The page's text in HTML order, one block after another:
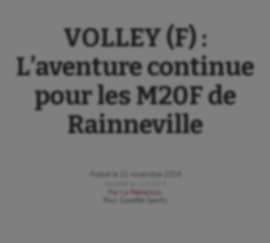
VOLLEY (F) :
L’aventure continue
pour les M20F de
Rainneville
Publié le
21 novembre 2019
Par
La Rédaction
Gazette Sports